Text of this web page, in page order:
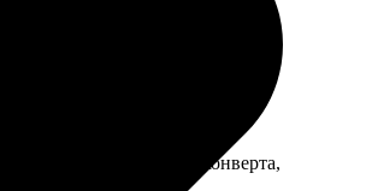
немного помяли угол конверта,